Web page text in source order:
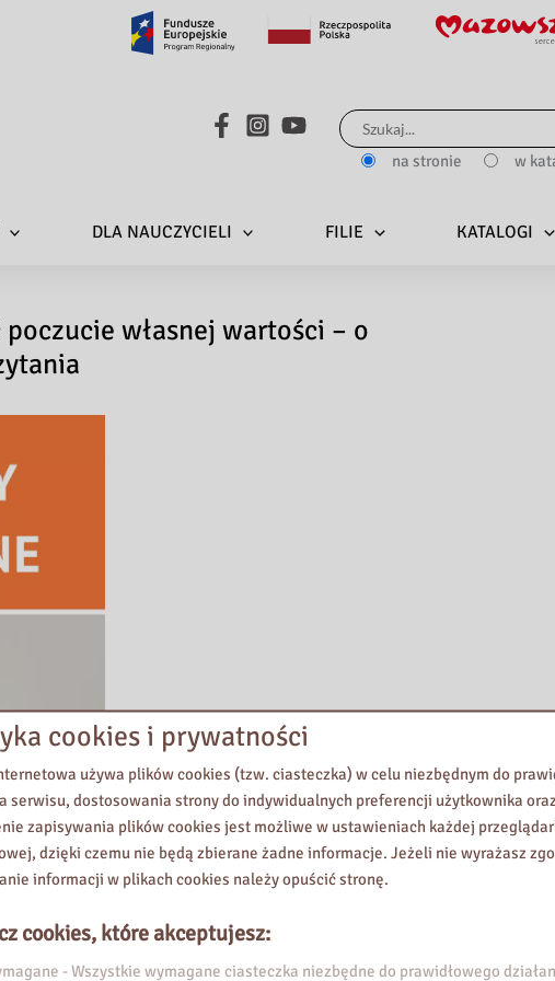
Search...
na stronie
w
DLA NAUCZYCIELI FILIE KATALOGI
własnej wartości – o
tajemnice. Czy mogą też wzmocnić poczucie własnej wartości? Wpłynąć na
sami, jak tego unikać uczy książka Roksany Jędrzejewskiej-Wróbel „Kije
cookies i prywatności
używa plików cookies (tzw. ciasteczka) w celu niezbędnym do
serwisu, dostosowania strony do indywidualnych preferencji użytkownika
zapisywania plików cookies jest możliwe w ustawieniach każdej
dzięki czemu nie będą zbierane żadne informacje. Jeżeli nie wyrażasz
informacji w plikach cookies należy opuścić stronę.
cookies, które akceptujesz:
- Wszystkie wymagane ciasteczka niezbędne do prawidłowego